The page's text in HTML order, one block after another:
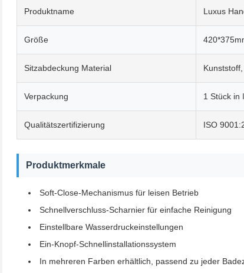
Produktname Luxus
Größe
Sitzabdeckung Material
Verpackung 1 Stück in
Qualitätszertifizierung ISO
Produktmerkmale
Soft-Close-Mechanismus für leisen Betrieb
Schnellverschluss-Scharnier für einfache Reinigung
Einstellbare Wasserdruckeinstellungen
Ein-Knopf-Schnellinstallationssystem
In mehreren Farben erhältlich, passend zu jeder